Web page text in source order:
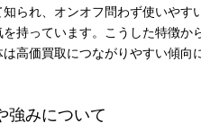
られ、オンオフ問わず使いや
持っています。こうした特徴
高価買取につながりやすい傾向
強みについて